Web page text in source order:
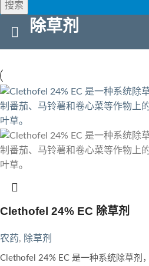
搜索
除草剂
Clethofel 24% EC 除草剂
农药, 除草剂
Clethofel 24% EC 是一种系统除草剂